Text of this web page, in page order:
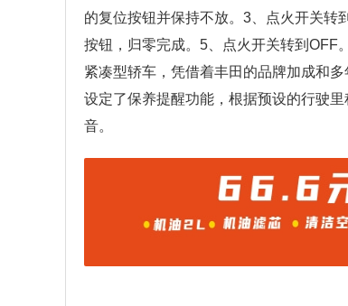
的复位按钮并保持不放。3、点火开关转
按钮，归零完成。5、点火开关转到OFF
紧凑型轿车，凭借着丰田的品牌加成和
设定了保养提醒功能，根据预设的行驶
音。